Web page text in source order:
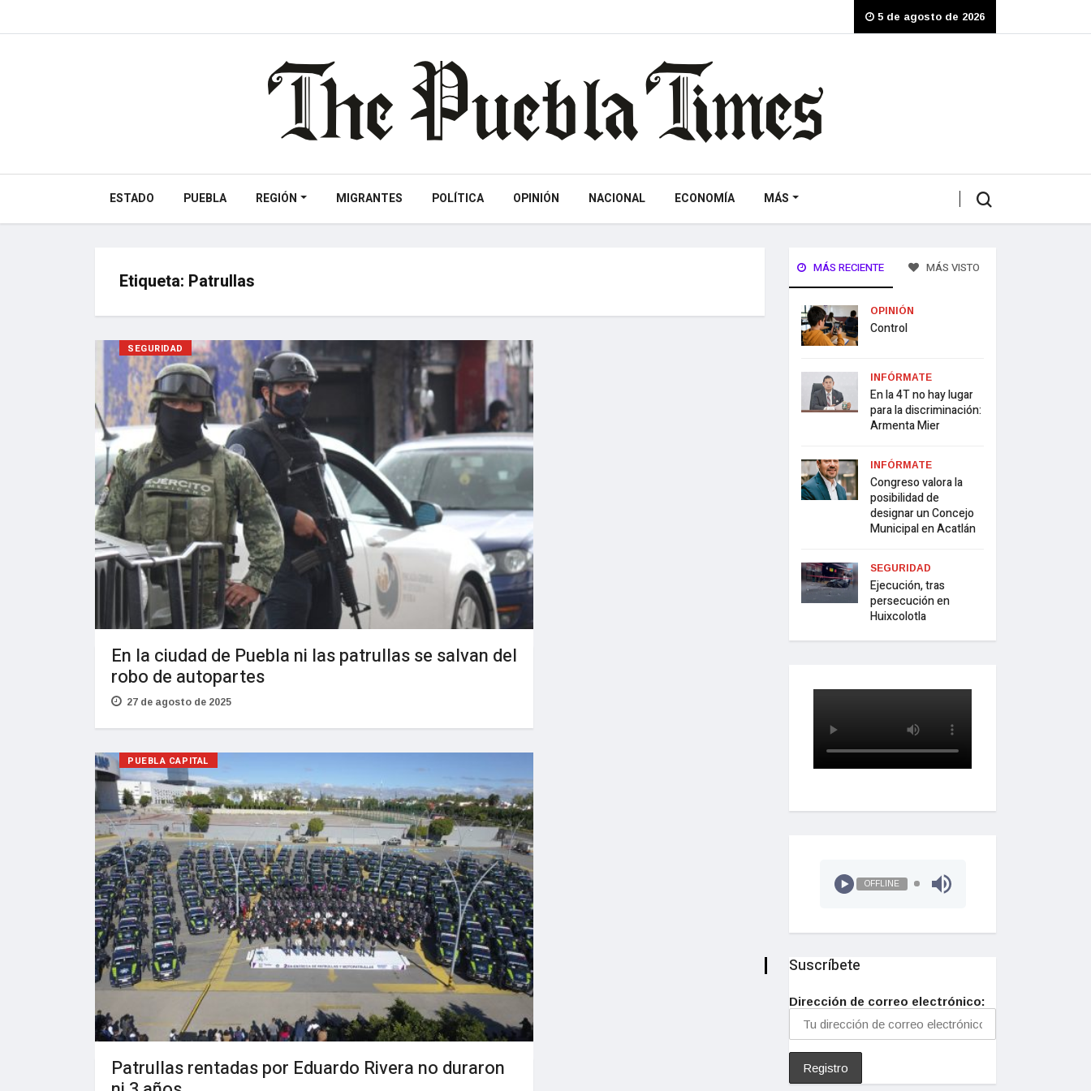
5 de agosto de 2026
ESTADO PUEBLA REGIÓN MIGRANTES POLÍTICA OPINIÓN NACIONAL ECONOMÍA MÁS
Etiqueta: Patrullas
SEGURIDAD
En la ciudad de Puebla ni las patrullas se salvan del
robo de autopartes
27 de agosto de 2025
PUEBLA CAPITAL
Patrullas rentadas por Eduardo Rivera no duraron
MÁS RECIENTE MÁS VISTO
OPINIÓN
Control
INFÓRMATE
En la 4T no hay lugar
para la discriminación:
Armenta Mier
INFÓRMATE
Congreso valora la
posibilidad de
designar un Concejo
Municipal en Acatlán
SEGURIDAD
Ejecución, tras
persecución en
Huixcolotla
OFFLINE
Suscríbete
Dirección de correo electrónico: